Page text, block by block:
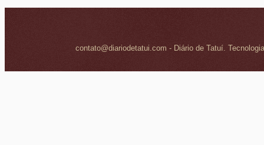
contato@diariodetatui.com - Diário de Tatuí.